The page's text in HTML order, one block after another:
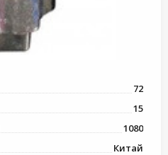
72
15
1080
Китай